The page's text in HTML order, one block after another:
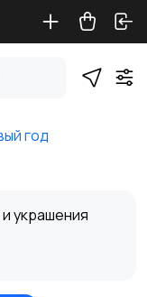
год
и украшения